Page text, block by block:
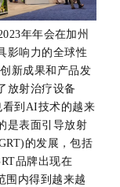
年年会在加州
影响力的全球性
新成果和产品发
放射治疗设备
看到AI技术的越来
是表面引导放射
的发展，包括
品牌出现在
围内得到越来越